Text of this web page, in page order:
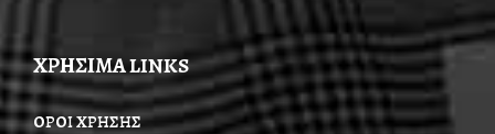
ΧΡΗΣΙΜΑ LINKS
ΟΡΟΙ ΧΡΗΣΗΣ